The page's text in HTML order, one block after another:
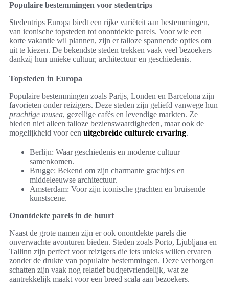
Populaire bestemmingen voor stedentrips
Stedentrips Europa biedt een rijke variëteit aan bestemmingen,
van iconische topsteden tot onontdekte parels. Voor wie een
korte vakantie wil plannen, zijn er talloze spannende opties om
uit te kiezen. De bekendste steden trekken vaak veel bezoekers
dankzij hun unieke cultuur, architectuur en geschiedenis.
Topsteden in Europa
Populaire bestemmingen zoals Parijs, Londen en Barcelona zijn
favorieten onder reizigers. Deze steden zijn geliefd vanwege hun
prachtige musea, gezellige cafés en levendige markten. Ze
bieden niet alleen talloze bezienswaardigheden, maar ook de
mogelijkheid voor een uitgebreide culturele ervaring.
Berlijn: Waar geschiedenis en moderne cultuur
samenkomen.
Brugge: Bekend om zijn charmante grachtjes en
middeleeuwse architectuur.
Amsterdam: Voor zijn iconische grachten en bruisende
kunstscene.
Onontdekte parels in de buurt
Naast de grote namen zijn er ook onontdekte parels die
onverwachte avonturen bieden. Steden zoals Porto, Ljubljana en
Tallinn zijn perfect voor reizigers die iets unieks willen ervaren
zonder de drukte van populaire bestemmingen. Deze verborgen
schatten zijn vaak nog relatief budgetvriendelijk, wat ze
aantrekkelijk maakt voor een breed scala aan bezoekers.